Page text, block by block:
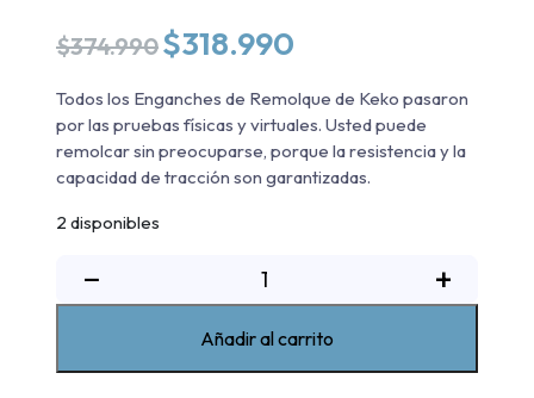
$374.990 El
precio
original
era:
$374.990.
$318.990
actual
es:
$318.990.
Todos los Enganches de Remolque de Keko pasaron
por las pruebas físicas y virtuales. Usted puede
remolcar sin preocuparse, porque la resistencia y la
capacidad de tracción son garantizadas.
2 disponibles
− +
Añadir al carrito